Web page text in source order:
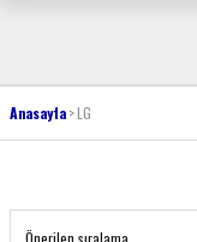
Anasayfa LG